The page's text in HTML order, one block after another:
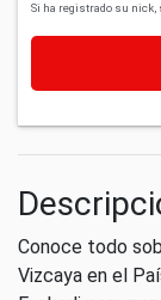
Si ha registrado su nick,
Conoce todo
Vizcaya en el